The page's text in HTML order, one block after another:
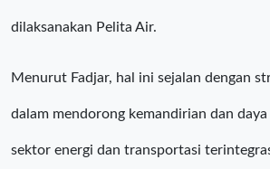
dilaksanakan Pelita Air.
Menurut Fadjar, hal ini sejalan dengan
dalam mendorong kemandirian dan daya
sektor energi dan transportasi